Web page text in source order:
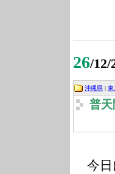
26/12/
沖縄県 | 東
普天
今